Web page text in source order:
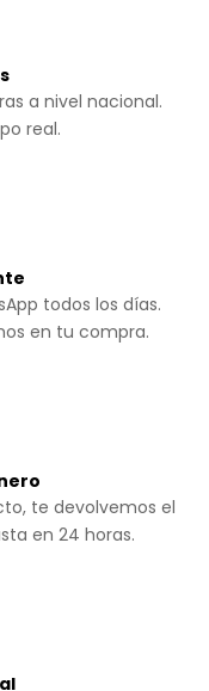
a nivel nacional.
real.
todos los días.
en tu compra.
te devolvemos el
en 24 horas.